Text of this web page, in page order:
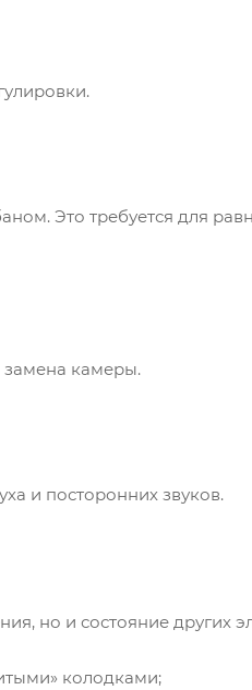
Это требуется для
камеры.
и посторонних звуков.
но и состояние других
колодками;